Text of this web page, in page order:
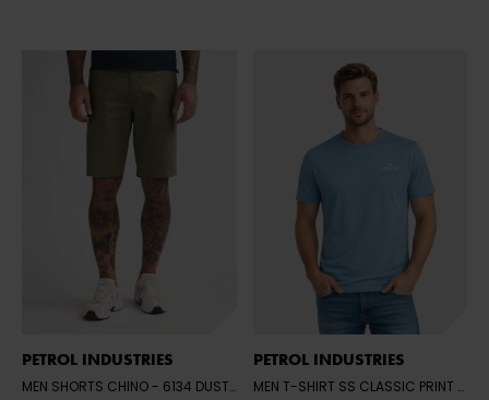
PETROL INDUSTRIES
MEN SHORTS CHINO - 6134 DUSTY ARMY
PETROL INDUSTRIES
MEN T-SHIRT SS CLASSIC PRINT
-